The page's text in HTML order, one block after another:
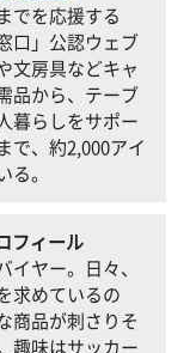
でを応援する
口」公認ウェブ
文房具などキャ
品から、テーブ
暮らしをサポー
で、約2,000アイ
る。
フィール
イヤー。日々、
求めているの
商品が刺さりそ
趣味はサッカー